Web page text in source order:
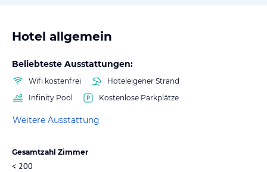
Hotel allgemein
Beliebteste Ausstattungen:
Wifi kostenfrei
Hoteleigener Strand
Infinity Pool
Kostenlose Parkplätze
Weitere Ausstattung
Gesamtzahl Zimmer
< 200